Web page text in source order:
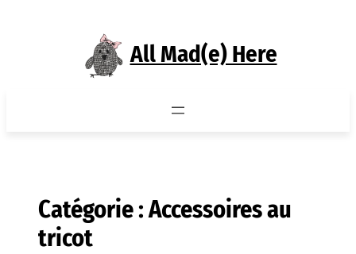
All Mad(e) Here
Catégorie :Accessoires au
tricot